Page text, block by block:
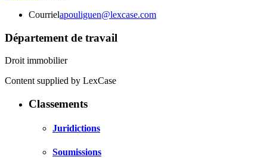
Courrielapouliguen@lexcase.com
Département de travail
Droit immobilier
Content supplied by LexCase
Classements
Juridictions
Soumissions